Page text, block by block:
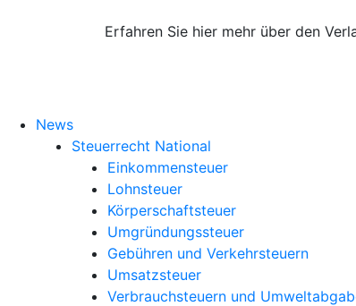
Erfahren Sie hier mehr über den
News
Steuerrecht National
Einkommensteuer
Lohnsteuer
Körperschaftsteuer
Umgründungssteuer
Gebühren und Verkehrsteuern
Umsatzsteuer
Verbrauchsteuern und